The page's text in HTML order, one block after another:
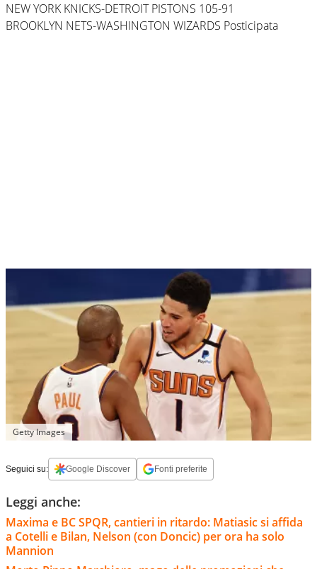
NEW YORK KNICKS-DETROIT PISTONS 105-91
BROOKLYN NETS-WASHINGTON WIZARDS Posticipata
Getty Images
Seguici su: Google Discover Fonti preferite
Leggi anche:
Maxima e BC SPQR, cantieri in ritardo: Matiasic si affida
a Cotelli e Bilan, Nelson (con Doncic) per ora ha solo
Mannion